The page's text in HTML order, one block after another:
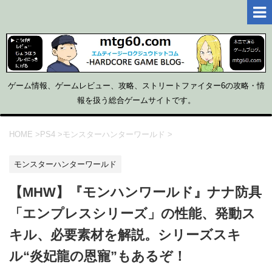
ゲーム情報、ゲームレビュー、攻略、ストリートファイター6の攻略・情
報を扱う総合ゲームサイトです。
HOME >PS4 >モンスターハンターワールド >
モンスターハンターワールド
【MHW】『モンハンワールド』ナナ防具
「エンプレスシリーズ」の性能、発動ス
キル、必要素材を解説。シリーズスキ
ル“炎妃龍の恩寵”もあるぞ！